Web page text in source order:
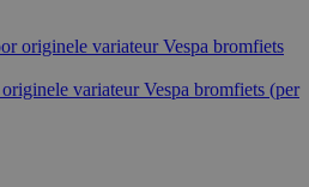
variateur Vespa bromfiets (per